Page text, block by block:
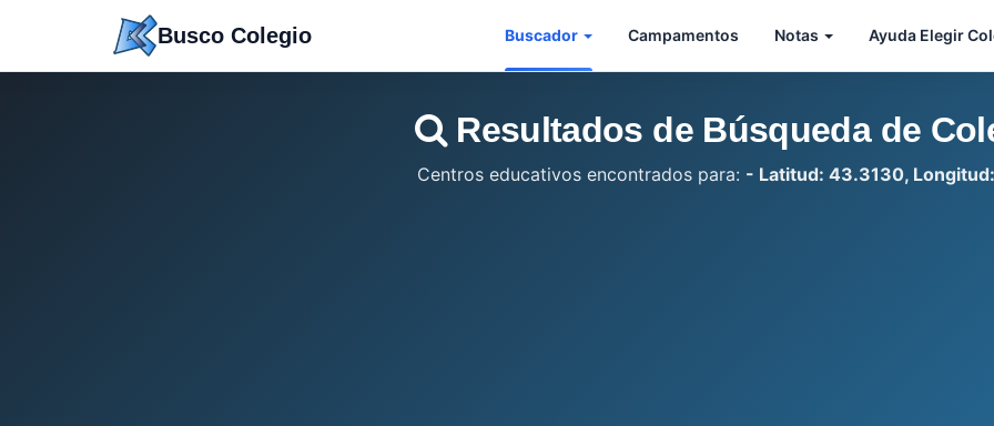
Busco Colegio Buscador Campamentos Notas Ayuda Elegir
Resultados de Búsqueda de
Centros educativos encontrados para: - Latitud: 43.3130,